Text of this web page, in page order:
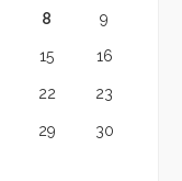
8 9
15 16
22 23
29 30